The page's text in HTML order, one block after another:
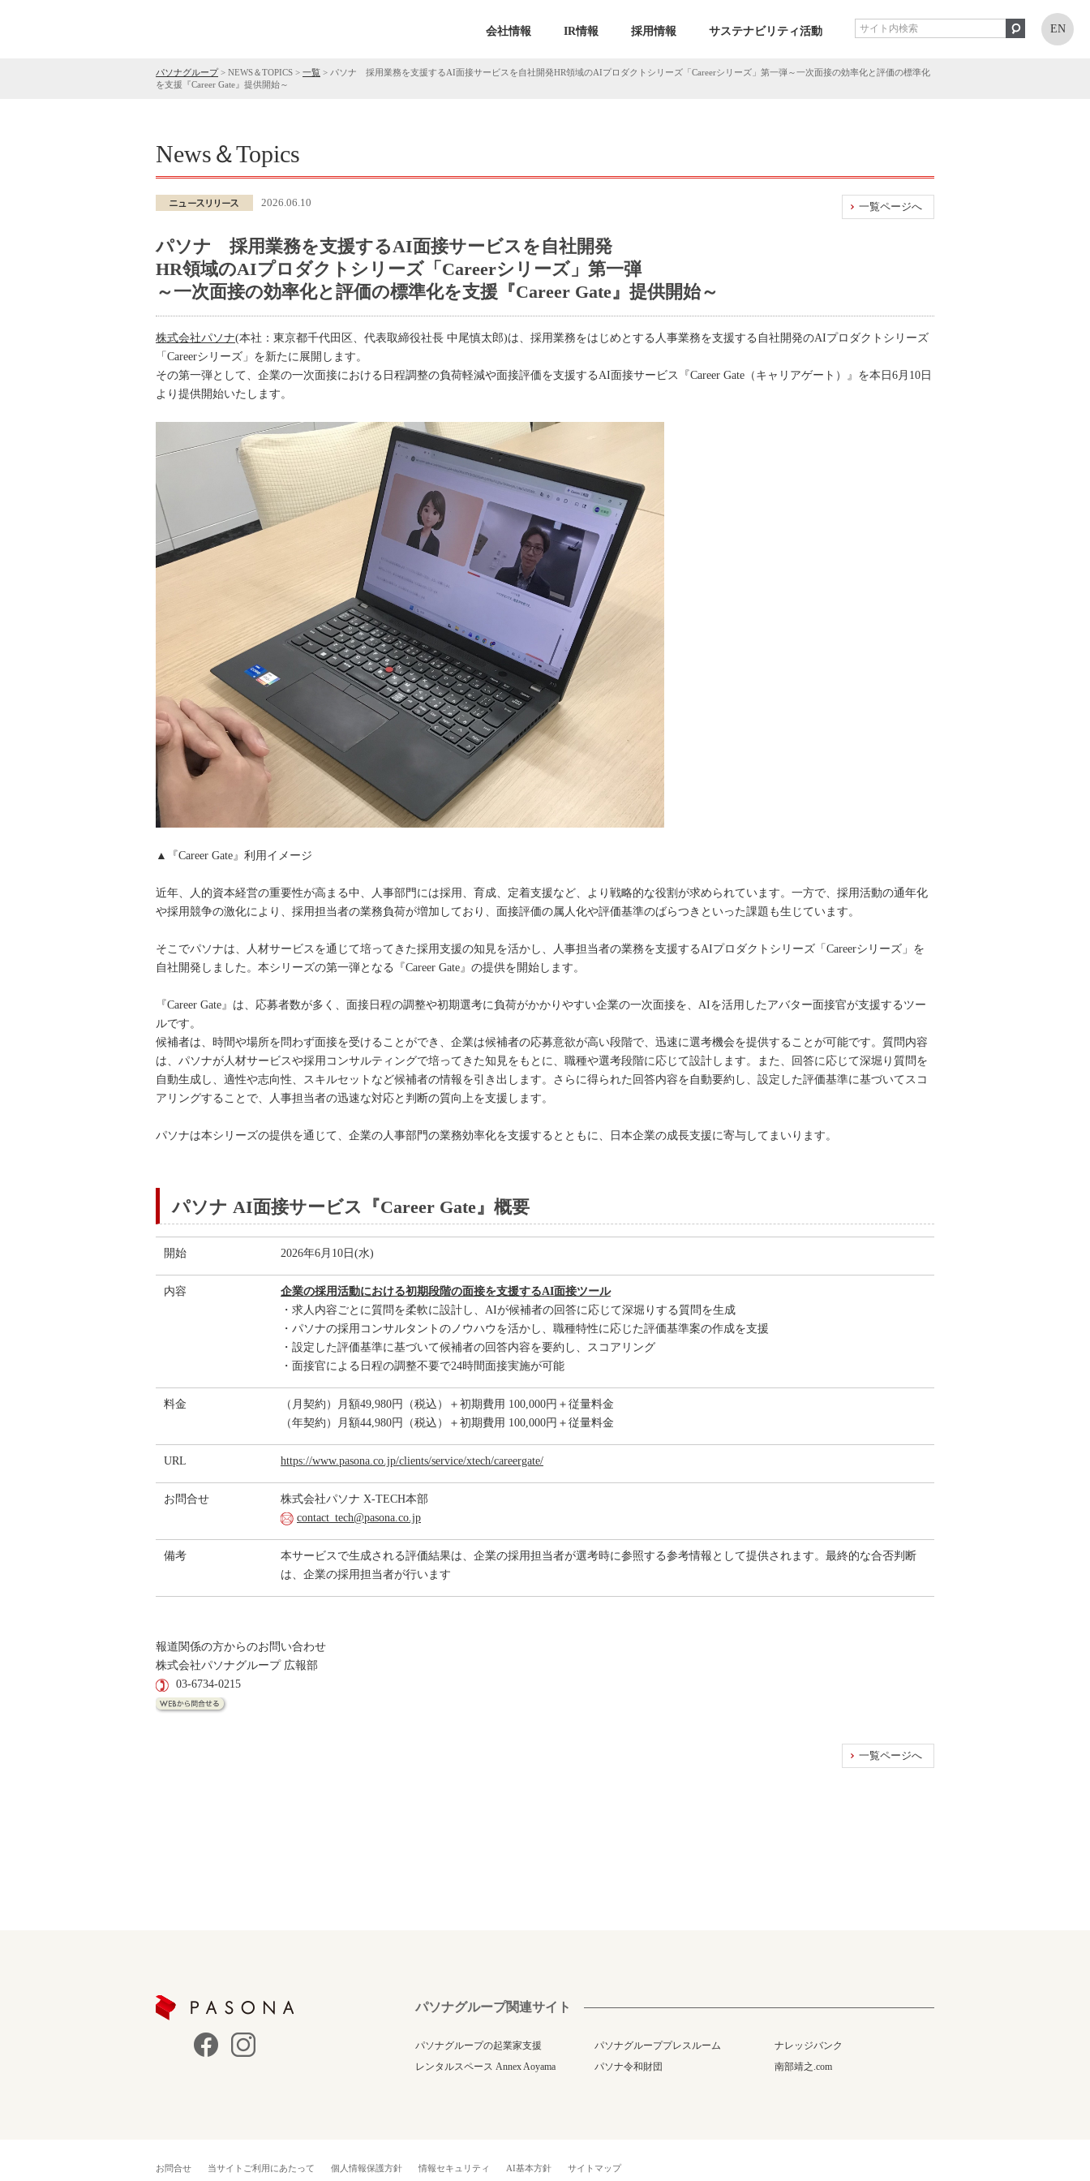
会社情報 IR情報 採用情報 サステナビリティ活動 EN
パソナグループ> NEWS＆TOPICS > 一覧 > パソナ 採用業務を支援するAI面接サービスを自社開発HR領域のAIプロダクトシリーズ「Careerシリーズ」第一弾～一次面接の効率化と評価の標準化
を支援『Career Gate』提供開始～
News＆Topics
一覧ページへ
2026.06.10
パソナ 採用業務を支援するAI面接サービスを自社開発
HR領域のAIプロダクトシリーズ「Careerシリーズ」第一弾
～一次面接の効率化と評価の標準化を支援『Career Gate』提供開始～
株式会社パソナ(本社：東京都千代田区、代表取締役社長 中尾慎太郎)は、採用業務をはじめとする人事業務を支援する自社開発のAIプロダクトシリーズ
「Careerシリーズ」を新たに展開します。
その第一弾として、企業の一次面接における日程調整の負荷軽減や面接評価を支援するAI面接サービス『Career Gate（キャリアゲート）』を本日6月10日
より提供開始いたします。
▲『Career Gate』利用イメージ
近年、人的資本経営の重要性が高まる中、人事部門には採用、育成、定着支援など、より戦略的な役割が求められています。一方で、採用活動の通年化
や採用競争の激化により、採用担当者の業務負荷が増加しており、面接評価の属人化や評価基準のばらつきといった課題も生じています。
そこでパソナは、人材サービスを通じて培ってきた採用支援の知見を活かし、人事担当者の業務を支援するAIプロダクトシリーズ「Careerシリーズ」を
自社開発しました。本シリーズの第一弾となる『Career Gate』の提供を開始します。
『Career Gate』は、応募者数が多く、面接日程の調整や初期選考に負荷がかかりやすい企業の一次面接を、AIを活用したアバター面接官が支援するツー
ルです。
候補者は、時間や場所を問わず面接を受けることができ、企業は候補者の応募意欲が高い段階で、迅速に選考機会を提供することが可能です。質問内容
は、パソナが人材サービスや採用コンサルティングで培ってきた知見をもとに、職種や選考段階に応じて設計します。また、回答に応じて深堀り質問を
自動生成し、適性や志向性、スキルセットなど候補者の情報を引き出します。さらに得られた回答内容を自動要約し、設定した評価基準に基づいてスコ
アリングすることで、人事担当者の迅速な対応と判断の質向上を支援します。
パソナは本シリーズの提供を通じて、企業の人事部門の業務効率化を支援するとともに、日本企業の成長支援に寄与してまいります。
パソナ AI面接サービス『Career Gate』概要
開始 2026年6月10日(水)
内容
企業の採用活動における初期段階の面接を支援するAI面接ツール
・求人内容ごとに質問を柔軟に設計し、AIが候補者の回答に応じて深堀りする質問を生成
・パソナの採用コンサルタントのノウハウを活かし、職種特性に応じた評価基準案の作成を支援
・設定した評価基準に基づいて候補者の回答内容を要約し、スコアリング
・面接官による日程の調整不要で24時間面接実施が可能
料金
（月契約）月額49,980円（税込）＋初期費用 100,000円＋従量料金
（年契約）月額44,980円（税込）＋初期費用 100,000円＋従量料金
URL https://www.pasona.co.jp/clients/service/xtech/careergate/
お問合せ
株式会社パソナ X-TECH本部
contact_tech@pasona.co.jp
備考
本サービスで生成される評価結果は、企業の採用担当者が選考時に参照する参考情報として提供されます。最終的な合否判断
は、企業の採用担当者が行います
報道関係の方からのお問い合わせ
株式会社パソナグループ 広報部
03-6734-0215
一覧ページへ
パソナグループ関連サイト
パソナグループの起業家支援 パソナグループプレスルーム
ナレッジバンク
レンタルスペース Annex Aoyama
パソナ令和財団 南部靖之.com
お問合せ 当サイトご利用にあたって 個人情報保護方針 情報セキュリティ AI基本方針 サイトマップ